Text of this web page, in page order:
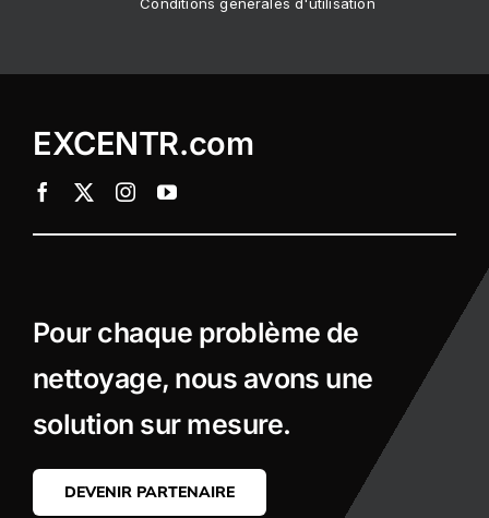
EXCENTR.com
Pour chaque problème de
nettoyage, nous avons une
solution sur mesure.
DEVENIR PARTENAIRE